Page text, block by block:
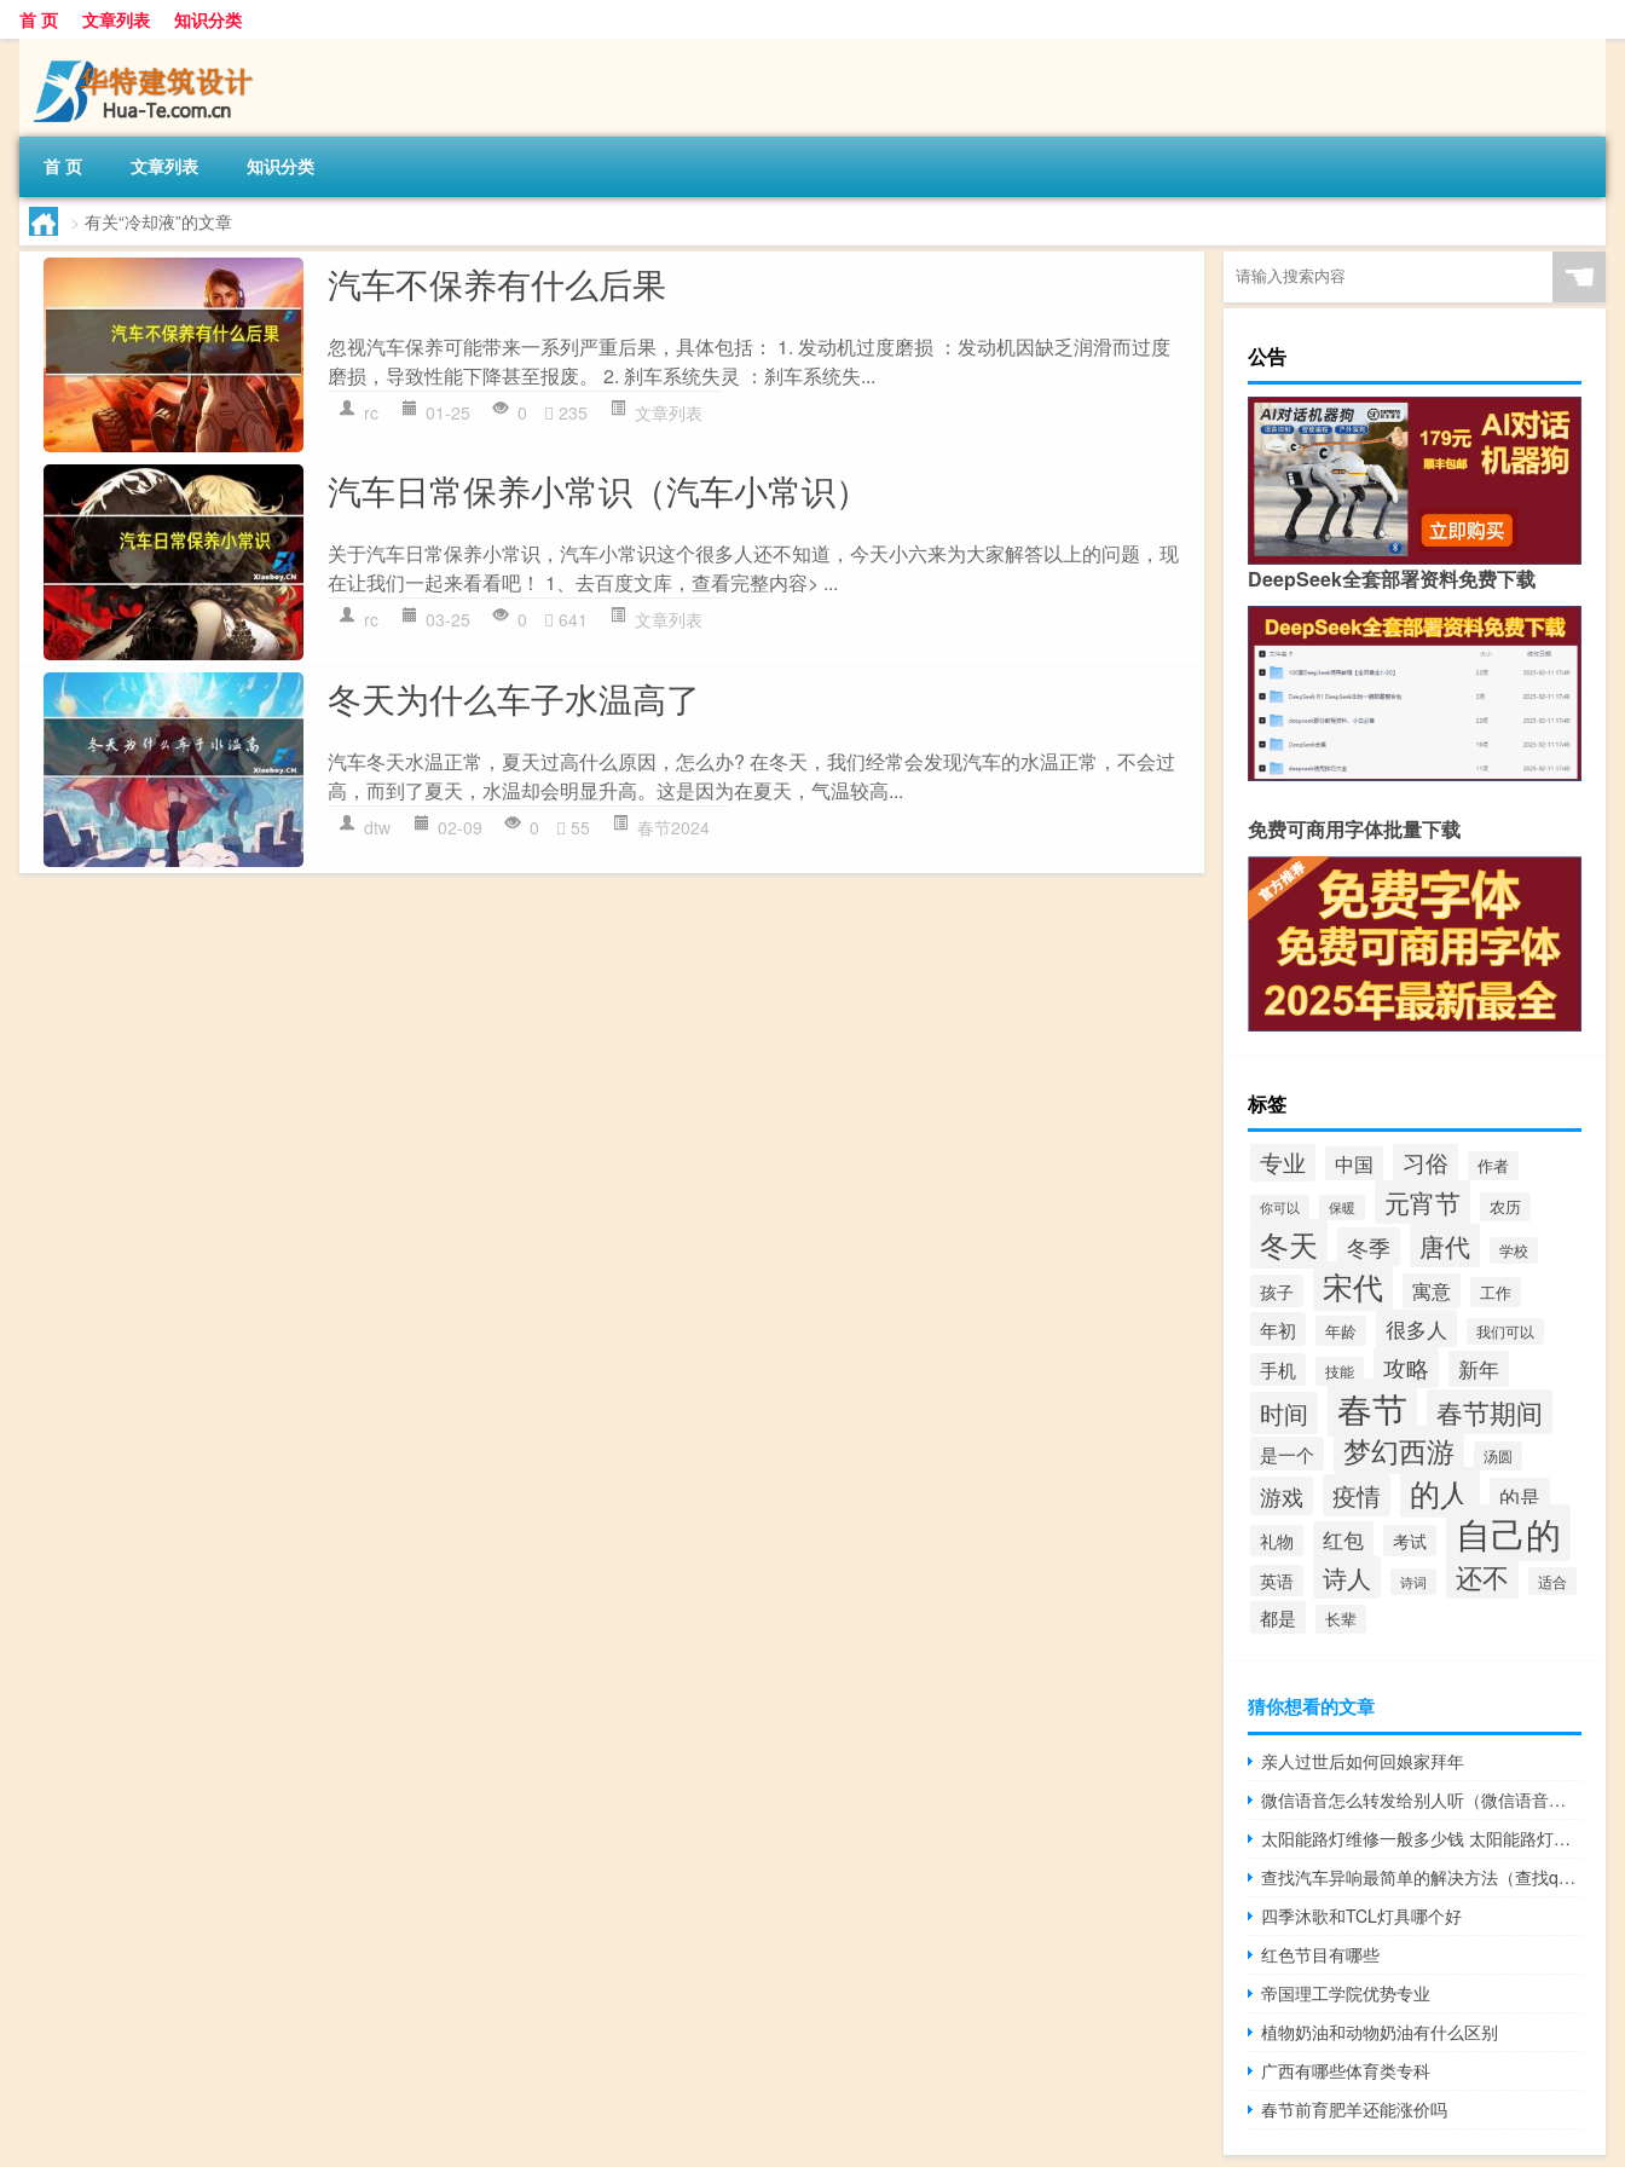
首 页 文章列表 知识分类
首 页 文章列表 知识分类
> 有关“冷却液”的文章
汽车不保养有什么后果
忽视汽车保养可能带来一系列严重后果，具体包括： 1. 发动机过度磨损 ：发动机因缺乏润滑而过度
磨损，导致性能下降甚至报废。 2. 刹车系统失灵 ：刹车系统失...
rc 01-25 0 235 文章列表
汽车日常保养小常识（汽车小常识）
关于汽车日常保养小常识，汽车小常识这个很多人还不知道，今天小六来为大家解答以上的问题，现
在让我们一起来看看吧！ 1、去百度文库，查看完整内容> ...
rc 03-25 0 641 文章列表
冬天为什么车子水温高了
汽车冬天水温正常，夏天过高什么原因，怎么办? 在冬天，我们经常会发现汽车的水温正常，不会过
高，而到了夏天，水温却会明显升高。这是因为在夏天，气温较高...
dtw 02-09 0 55 春节2024
☚
公告
DeepSeek全套部署资料免费下载
免费可商用字体批量下载
标签
专业 中国 习俗 作者
你可以 保暖 元宵节 农历
冬天 冬季 唐代 学校
孩子 宋代 寓意 工作
年初 年龄 很多人 我们可以
手机 技能 攻略 新年
时间 春节 春节期间
是一个 梦幻西游 汤圆
游戏 疫情 的人 的是
礼物 红包 考试 自己的
英语 诗人 诗词 还不 适合
都是 长辈
猜你想看的文章
亲人过世后如何回娘家拜年
微信语音怎么转发给别人听（微信语音怎么转发）
太阳能路灯维修一般多少钱 太阳能路灯厂家排名榜
查找汽车异响最简单的解决方法（查找qq号）
四季沐歌和TCL灯具哪个好
红色节目有哪些
帝国理工学院优势专业
植物奶油和动物奶油有什么区别
广西有哪些体育类专科
春节前育肥羊还能涨价吗